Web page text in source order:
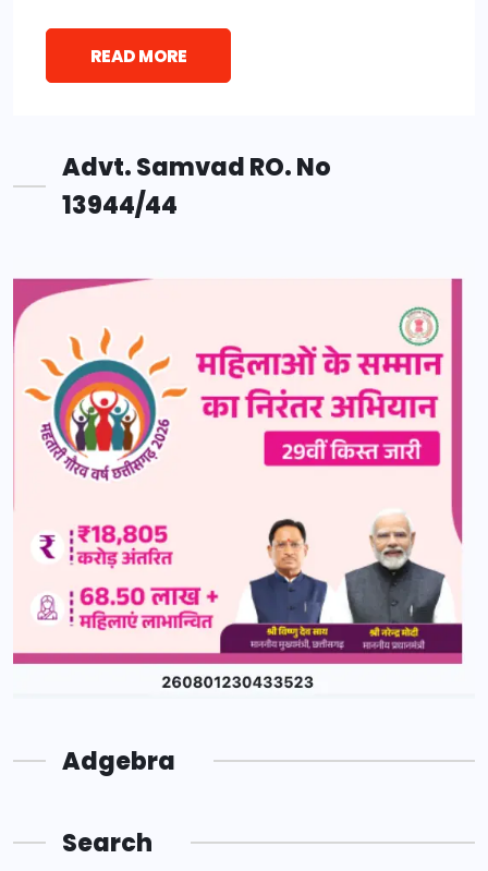
READ MORE
Advt. Samvad RO. No
13944/44
Adgebra
Search